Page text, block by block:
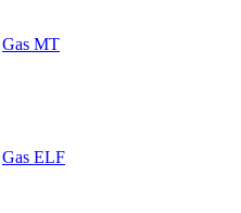
Gas MT
Gas ELF